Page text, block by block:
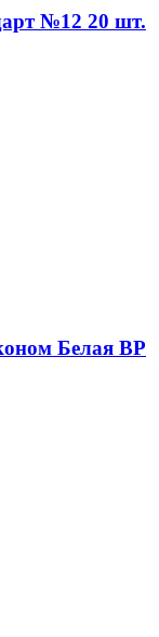
№12 20 шт.
Белая BP